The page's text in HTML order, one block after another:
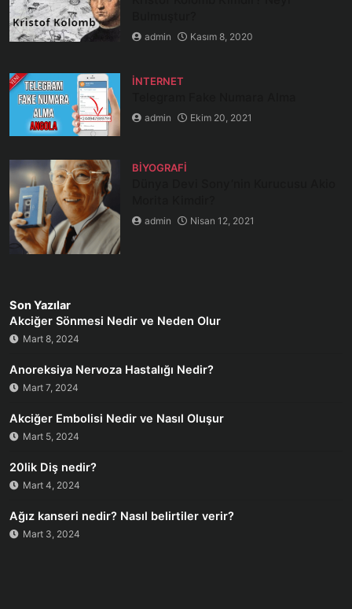
admin Kasım 8, 2020
İNTERNET
admin Ekim 20, 2021
BIYOGRAFI
admin Nisan 12, 2021
Son Yazılar
Akciğer Sönmesi Nedir ve Neden Olur
Mart 8, 2024
Anoreksiya Nervoza Hastalığı Nedir?
Mart 7, 2024
Akciğer Embolisi Nedir ve Nasıl Oluşur
Mart 5, 2024
20lik Diş nedir?
Mart 4, 2024
Ağız kanseri nedir? Nasıl belirtiler verir?
Mart 3, 2024